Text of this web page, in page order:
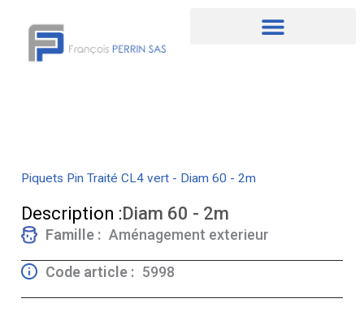
contenu
Piquets Pin Traité CL4 vert - Diam 60 - 2m
Description :Diam 60 - 2m
Famille : Aménagement exterieur
Code article : 5998